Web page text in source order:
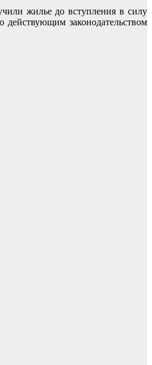
жилье до вступления в силу
законодательством